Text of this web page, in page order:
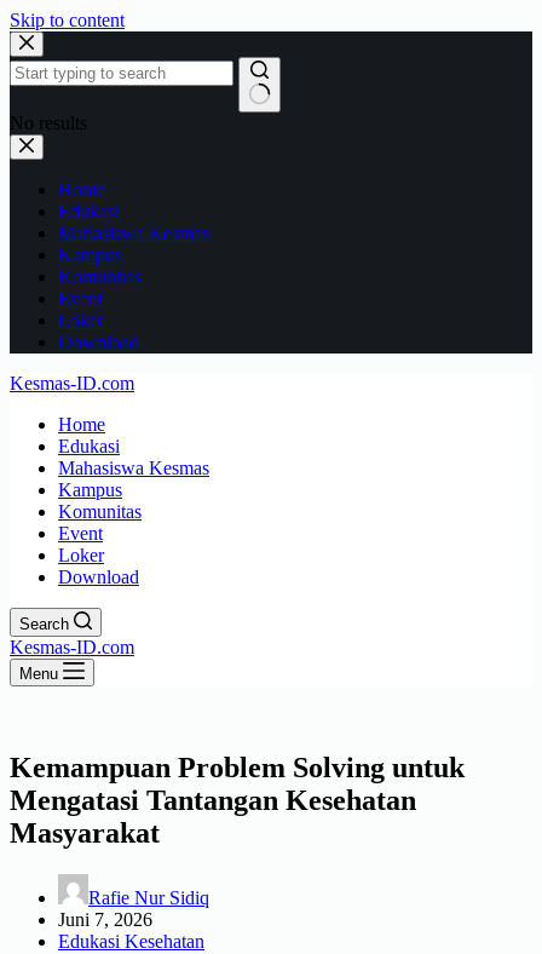
Skip to content
No results
Home
Edukasi
Mahasiswa Kesmas
Kampus
Komunitas
Event
Loker
Download
Kesmas-ID.com
Home
Edukasi
Mahasiswa Kesmas
Kampus
Komunitas
Event
Loker
Download
Search
Kesmas-ID.com
Menu
Kemampuan Problem Solving untuk
Mengatasi Tantangan Kesehatan
Masyarakat
Rafie Nur Sidiq
Juni 7, 2026
Edukasi Kesehatan